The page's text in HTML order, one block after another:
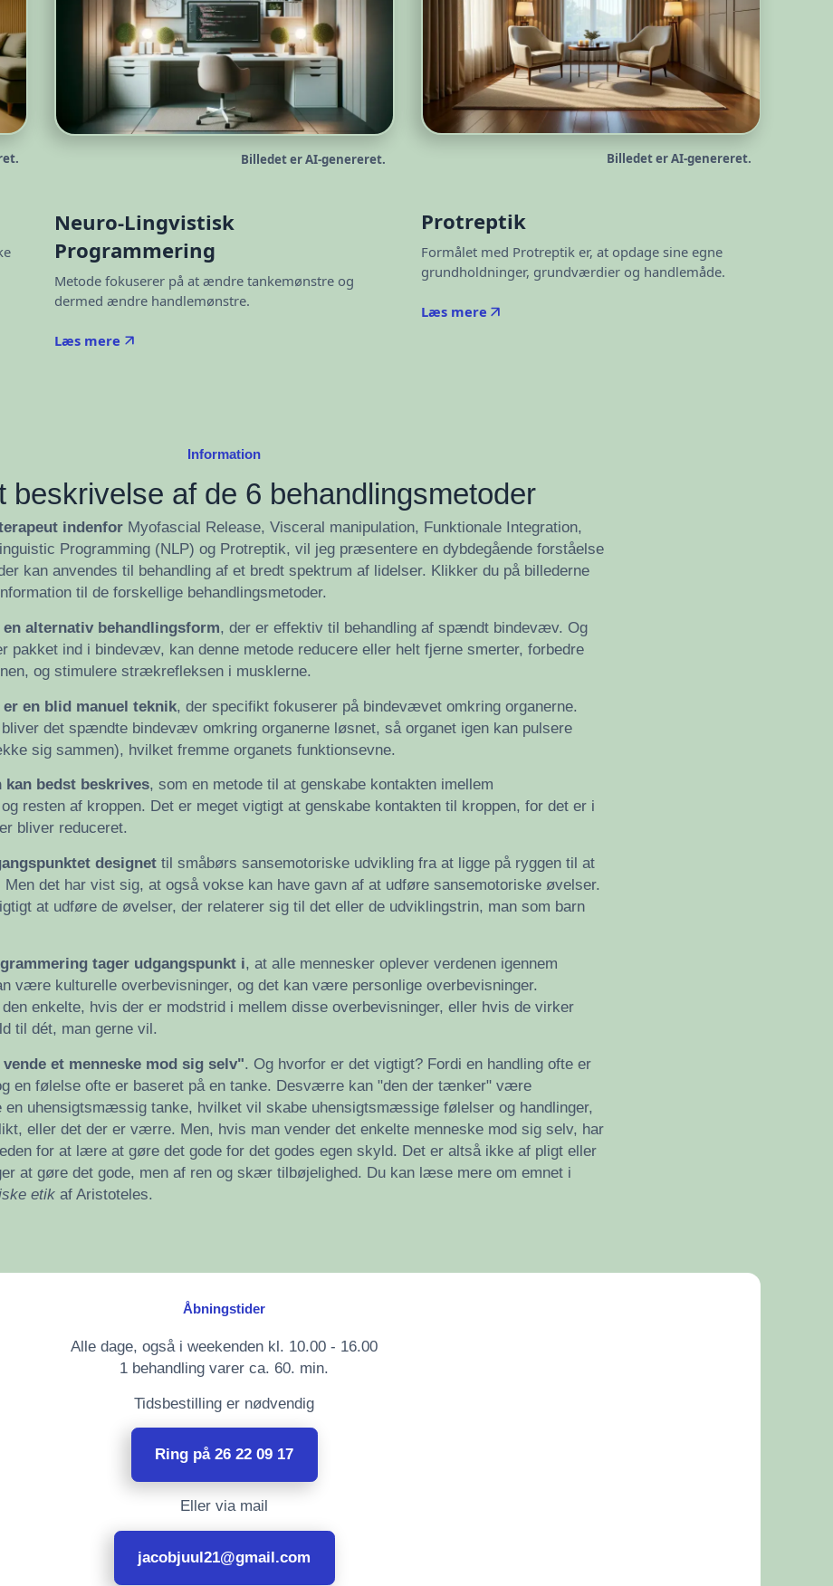
Billedet er AI-genereret.
Neuro-Lingvistisk
Programmering
Metode fokuserer på at ændre tankemønstre og
dermed ændre handlemønstre.
Læs mere
Billedet er AI-genereret.
Protreptik
Formålet med Protreptik er, at opdage sine egne
grundholdninger, grundværdier og handlemåde.
Læs mere
Information
beskrivelse af de 6 behandlingsmetoder
indenforMyofascial Release, Visceral manipulation, Funktionale Integration,
Programming (NLP) og Protreptik, vil jeg præsentere en dybdegående forståelse
kan anvendes til behandling af et bredt spektrum af lidelser. Klikker du på billederne
til de forskellige behandlingsmetoder.
en alternativ behandlingsform, der er effektiv til behandling af spændt bindevæv. Og
pakket ind i bindevæv, kan denne metode reducere eller helt fjerne smerter, forbedre
og stimulere strækrefleksen i musklerne.
en blid manuel teknik, der specifikt fokuserer på bindevævet omkring organerne.
det spændte bindevæv omkring organerne løsnet, så organet igen kan pulsere
sig sammen), hvilket fremme organets funktionsevne.
bedst beskrives, som en metode til at genskabe kontakten imellem
resten af kroppen. Det er meget vigtigt at genskabe kontakten til kroppen, for det er i
bliver reduceret.
designettil småbørs sansemotoriske udvikling fra at ligge på ryggen til at
Men det har vist sig, at også vokse kan have gavn af at udføre sansemotoriske øvelser.
at udføre de øvelser, der relaterer sig til det eller de udviklingstrin, man som barn
tager udgangspunkt i, at alle mennesker oplever verdenen igennem
være kulturelle overbevisninger, og det kan være personlige overbevisninger.
enkelte, hvis der er modstrid i mellem disse overbevisninger, eller hvis de virker
til dét, man gerne vil.
et menneske mod sig selv". Og hvorfor er det vigtigt? Fordi en handling ofte er
en følelse ofte er baseret på en tanke. Desværre kan "den der tænker" være
uhensigtsmæssig tanke, hvilket vil skabe uhensigtsmæssige følelser og handlinger,
eller det der er værre. Men, hvis man vender det enkelte menneske mod sig selv, har
for at lære at gøre det gode for det godes egen skyld. Det er altså ikke af pligt eller
at gøre det gode, men af ren og skær tilbøjelighed. Du kan læse mere om emnet i
etikaf Aristoteles.
Åbningstider
Alle dage, også i weekenden kl. 10.00 - 16.00
1 behandling varer ca. 60. min.
Tidsbestilling er nødvendig
Ring på 26 22 09 17
Eller via mail
jacobjuul21@gmail.com